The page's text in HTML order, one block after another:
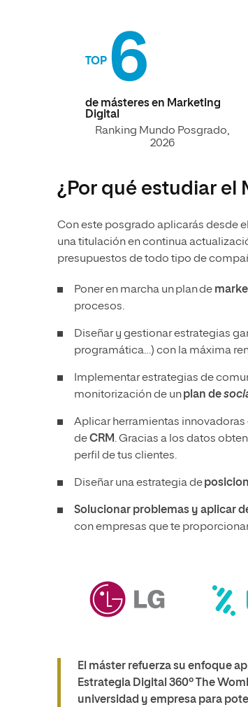
TOP 6
de másteres en Marketing
Digital
Ranking Mundo Posgrado,
2026
¿Por qué estudiar el
Con este posgrado aplicarás desde
una titulación en continua
presupuestos de todo tipo de
Poner en marcha un plan de
procesos.
Diseñar y gestionar estrategias
programática…) con la máxima
Implementar estrategias de
monitorización de unplan de
Aplicar herramientas innovadoras
deCRM. Gracias a los datos
perfil de tus clientes.
Diseñar una estrategia de
Solucionar problemas y aplicar
con empresas que te
El máster refuerza su enfoque
Estrategia Digital 360º The
universidad y empresa para